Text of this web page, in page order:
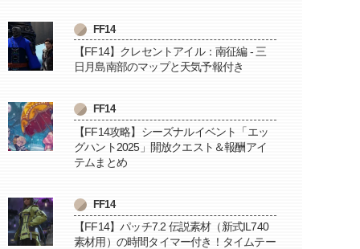
FF14
【FF14】クレセントアイル：南征編 - 三
日月島南部のマップと天気予報付き
FF14
【FF14攻略】シーズナルイベント「エッ
グハント2025」開放クエスト＆報酬アイ
テムまとめ
FF14
【FF14】パッチ7.2 伝説素材（新式IL740
素材用）の時間タイマー付き！タイムテー